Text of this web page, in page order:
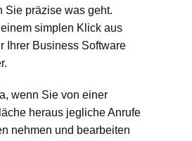
Sie präzise was geht.
simplen Klick aus
Ihrer Business Software
wenn Sie von einer
heraus jegliche Anrufe
nehmen und bearbeiten